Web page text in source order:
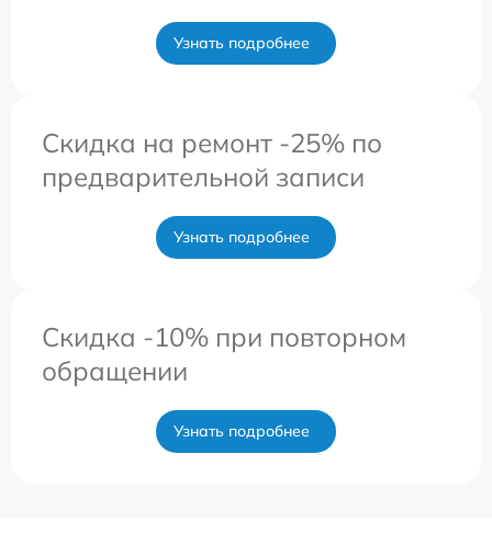
Узнать подробнее
Скидка на ремонт -25% по
предварительной записи
Узнать подробнее
Скидка -10% при повторном
обращении
Узнать подробнее